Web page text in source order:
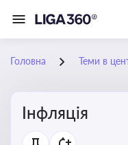
Головна Теми в
Інфляція